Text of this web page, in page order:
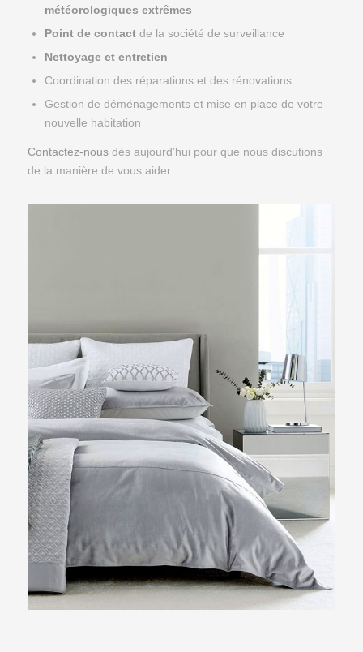
météorologiques extrêmes
Point de contactde la société de surveillance
Nettoyage et entretien
Coordination des réparations et des rénovations
Gestion de déménagements et mise en place de votre
nouvelle habitation
Contactez-nousdès aujourd’hui pour que nous discutions
de la manière de vous aider.